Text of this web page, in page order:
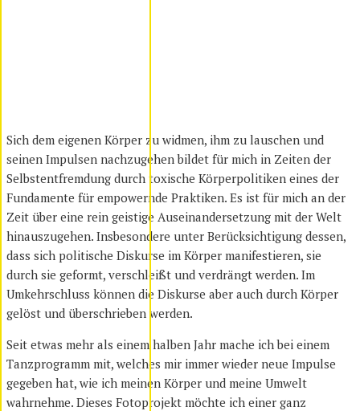
Sich dem eigenen Körper zu widmen, ihm zu lauschen und
seinen Impulsen nachzugehen bildet für mich in Zeiten der
Selbstentfremdung durch toxische Körperpolitiken eines der
Fundamente für empowernde Praktiken. Es ist für mich an der
Zeit über eine rein geistige Auseinandersetzung mit der Welt
hinauszugehen. Insbesondere unter Berücksichtigung dessen,
dass sich politische Diskurse im Körper manifestieren, sie
durch sie geformt, verschleißt und verdrängt werden. Im
Umkehrschluss können die Diskurse aber auch durch Körper
gelöst und überschrieben werden.
Seit etwas mehr als einem halben Jahr mache ich bei einem
Tanzprogramm mit, welches mir immer wieder neue Impulse
gegeben hat, wie ich meinen Körper und meine Umwelt
wahrnehme. Dieses Fotoprojekt möchte ich einer ganz